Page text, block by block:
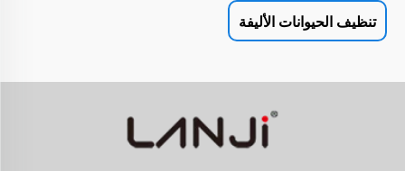
تنظيف الحيوانات الأليفة